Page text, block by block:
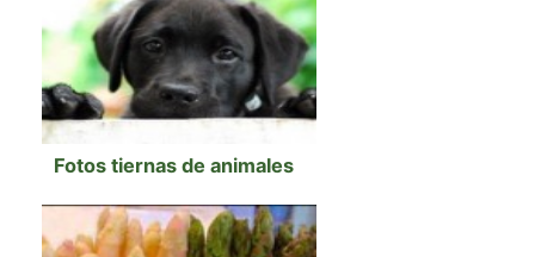
Fotos tiernas de animales